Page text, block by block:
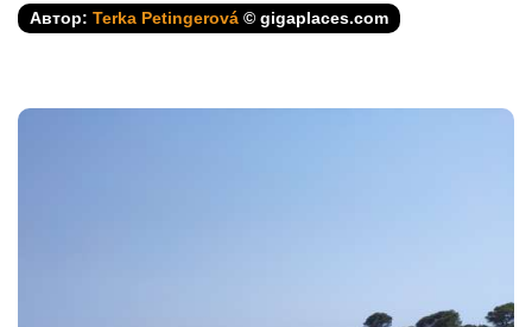
Автор: Terka Petingerová © gigaplaces.com